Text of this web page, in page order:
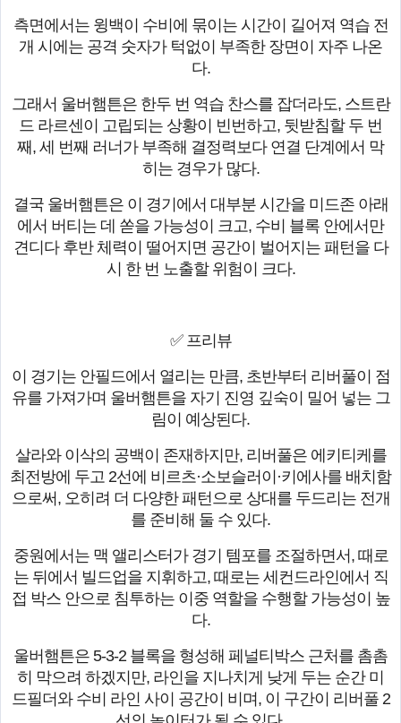
측면에서는 윙백이 수비에 묶이는 시간이 길어져 역습 전
개 시에는 공격 숫자가 턱없이 부족한 장면이 자주 나온
다.
그래서 울버햄튼은 한두 번 역습 찬스를 잡더라도, 스트란
드 라르센이 고립되는 상황이 빈번하고, 뒷받침할 두 번
째, 세 번째 러너가 부족해 결정력보다 연결 단계에서 막
히는 경우가 많다.
결국 울버햄튼은 이 경기에서 대부분 시간을 미드존 아래
에서 버티는 데 쏟을 가능성이 크고, 수비 블록 안에서만
견디다 후반 체력이 떨어지면 공간이 벌어지는 패턴을 다
시 한 번 노출할 위험이 크다.
✅ 프리뷰
이 경기는 안필드에서 열리는 만큼, 초반부터 리버풀이 점
유를 가져가며 울버햄튼을 자기 진영 깊숙이 밀어 넣는 그
림이 예상된다.
살라와 이삭의 공백이 존재하지만, 리버풀은 에키티케를
최전방에 두고 2선에 비르츠·소보슬러이·키에사를 배치함
으로써, 오히려 더 다양한 패턴으로 상대를 두드리는 전개
를 준비해 둘 수 있다.
중원에서는 맥 앨리스터가 경기 템포를 조절하면서, 때로
는 뒤에서 빌드업을 지휘하고, 때로는 세컨드라인에서 직
접 박스 안으로 침투하는 이중 역할을 수행할 가능성이 높
다.
울버햄튼은 5-3-2 블록을 형성해 페널티박스 근처를 촘촘
히 막으려 하겠지만, 라인을 지나치게 낮게 두는 순간 미
드필더와 수비 라인 사이 공간이 비며, 이 구간이 리버풀 2